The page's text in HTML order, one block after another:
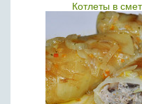
Котлеты в